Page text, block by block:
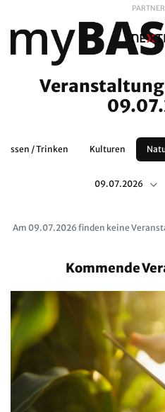
PARTNER
Essen / Trinken Kulturen
09.07.2026
Am 09.07.2026 finden keine
Kommende